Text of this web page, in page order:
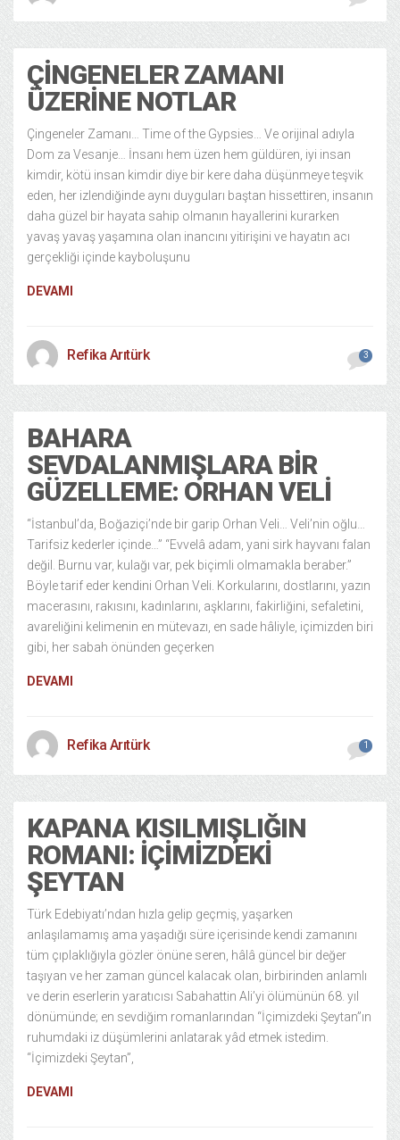
ÇINGENELER ZAMANI
ÜZERINE NOTLAR
Çingeneler Zamanı… Time of the Gypsies… Ve orijinal adıyla
Dom za Vesanje… İnsanı hem üzen hem güldüren, iyi insan
kimdir, kötü insan kimdir diye bir kere daha düşünmeye teşvik
eden, her izlendiğinde aynı duyguları baştan hissettiren, insanın
daha güzel bir hayata sahip olmanın hayallerini kurarken
yavaş yavaş yaşamına olan inancını yitirişini ve hayatın acı
gerçekliği içinde kayboluşunu
DEVAMI
Refika Arıtürk 3
BAHARA
SEVDALANMIŞLARA BIR
GÜZELLEME: ORHAN VELI
“İstanbul’da, Boğaziçi’nde bir garip Orhan Veli… Veli’nin oğlu…
Tarifsiz kederler içinde…” “Evvelâ adam, yani sirk hayvanı falan
değil. Burnu var, kulağı var, pek biçimli olmamakla beraber.”
Böyle tarif eder kendini Orhan Veli. Korkularını, dostlarını, yazın
macerasını, rakısını, kadınlarını, aşklarını, fakirliğini, sefaletini,
avareliğini kelimenin en mütevazı, en sade hâliyle, içimizden biri
gibi, her sabah önünden geçerken
DEVAMI
Refika Arıtürk 1
KAPANA KISILMIŞLIĞIN
ROMANI: İÇIMIZDEKI
ŞEYTAN
Türk Edebiyatı’ndan hızla gelip geçmiş, yaşarken
anlaşılamamış ama yaşadığı süre içerisinde kendi zamanını
tüm çıplaklığıyla gözler önüne seren, hâlâ güncel bir değer
taşıyan ve her zaman güncel kalacak olan, birbirinden anlamlı
ve derin eserlerin yaratıcısı Sabahattin Ali’yi ölümünün 68. yıl
dönümünde; en sevdiğim romanlarından “İçimizdeki Şeytan”ın
ruhumdaki iz düşümlerini anlatarak yâd etmek istedim.
“İçimizdeki Şeytan”,
DEVAMI